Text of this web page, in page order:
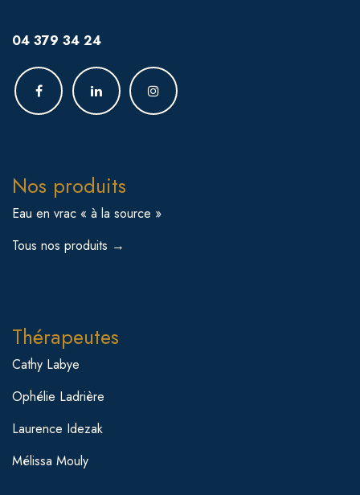
04 379 34 24
Nos produits
Eau en vrac « à la source »
Tous nos produits →
Thérapeutes
Cathy Labye
Ophélie Ladrière
Laurence Idezak
Mélissa Mouly